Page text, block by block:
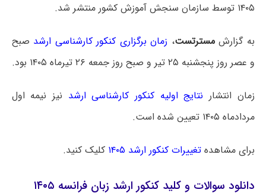
۱۴۰۵ توسط سازمان سنجش آموزش کشور منتشر شد.
به گزارشمسترتست، زمان برگزاری کنکور کارشناسی ارشد صبح
و عصر روز پنجشنبه ۲۵ تیر و صبح روز جمعه ۲۶ تیرماه ۱۴۰۵ بود.
زمان انتشار نتایج اولیه کنکور کارشناسی ارشد نیز نیمه اول
مردادماه ۱۴۰۵ تعیین شده است.
برای مشاهدهتغییرات کنکور ارشد ۱۴۰۵ کلیک کنید.
دانلود سوالات و کلید کنکور ارشد زبان فرانسه ۱۴۰۵